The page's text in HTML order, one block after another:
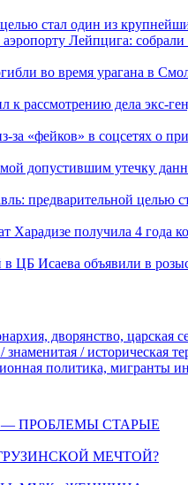
стал один из
Лейпцига: собрали
во время урагана в
к рассмотрению дела экс-
за «фейков» в соцсетях о
допустившим утечку
предварительной целью
Харадизе получила 4 года
ЦБ Исаева объявили в
дворянство, царская
знаменитая / историческая
политика, мигранты
ПРОБЛЕМЫ СТАРЫЕ
МЕЧТОЙ?